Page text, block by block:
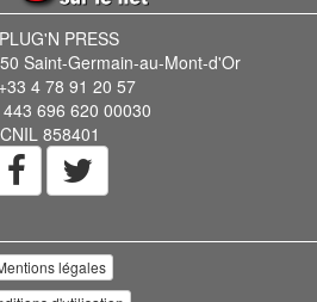
PRESS
Saint-Germain-au-Mont-d'Or
4 78 91 20 57
443 696 620 00030
CNIL 858401
légales